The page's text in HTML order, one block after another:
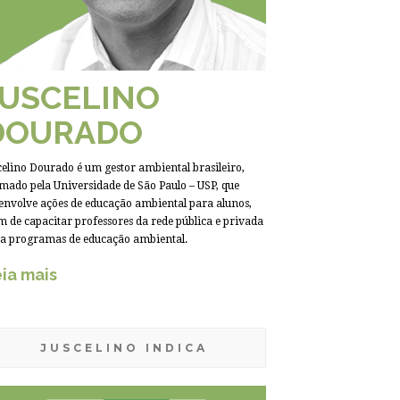
Dourado é um gestor ambiental brasileiro,
pela Universidade de São Paulo – USP, que
ações de educação ambiental para alunos,
de capacitar professores da rede pública e privada
programas de educação ambiental.
mais
JUSCELINO INDICA